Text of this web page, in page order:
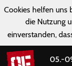
Cookies helfen uns
die Nutzung
einverstanden,
05.-